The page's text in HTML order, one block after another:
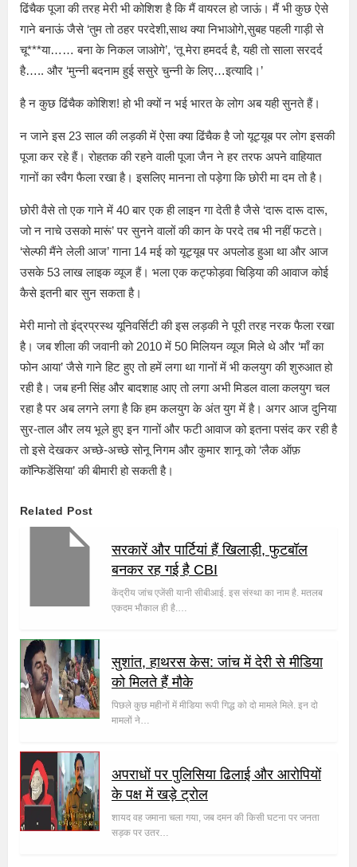
ढिंचैक पूजा की तरह मेरी भी कोशिश है कि मैं वायरल हो जाऊं। मैं भी कुछ ऐसे
गाने बनाऊं जैसे ‘तुम तो ठहर परदेशी,साथ क्या निभाओगे,सुबह पहली गाड़ी से
चू***या…… बना के निकल जाओगे’, ‘तू मेरा हमदर्द है, यही तो साला सरदर्द
है….. और ‘मुन्नी बदनाम हुई ससुरे चुन्नी के लिए…इत्यादि।’
है न कुछ ढिंचैक कोशिश! हो भी क्यों न भई भारत के लोग अब यही सुनते हैं।
न जाने इस 23 साल की लड़की में ऐसा क्या ढिंचैक है जो यूट्यूब पर लोग इसकी
पूजा कर रहे हैं। रोहतक की रहने वाली पूजा जैन ने हर तरफ अपने वाहियात
गानों का स्वैग फैला रखा है। इसलिए मानना तो पड़ेगा कि छोरी मा दम तो है।
छोरी वैसे तो एक गाने में 40 बार एक ही लाइन गा देती है जैसे ‘दारू दारू दारू,
जो न नाचे उसको मारूं’ पर सुनने वालों की कान के परदे तब भी नहीं फटते।
‘सेल्फी मैंने लेली आज’ गाना 14 मई को यूट्यूब पर अपलोड हुआ था और आज
उसके 53 लाख लाइक व्यूज हैं। भला एक कट्फोड़वा चिड़िया की आवाज कोई
कैसे इतनी बार सुन सकता है।
मेरी मानो तो इंद्रप्रस्थ यूनिवर्सिटी की इस लड़की ने पूरी तरह नरक फैला रखा
है। जब शीला की जवानी को 2010 में 50 मिलियन व्यूज मिले थे और ‘माँ का
फोन आया’ जैसे गाने हिट हुए तो हमें लगा था गानों में भी कलयुग की शुरुआत हो
रही है। जब हनी सिंह और बादशाह आए तो लगा अभी मिडल वाला कलयुग चल
रहा है पर अब लगने लगा है कि हम कलयुग के अंत युग में है। अगर आज दुनिया
सुर-ताल और लय भूले हुए इन गानों और फटी आवाज को इतना पसंद कर रही है
तो इसे देखकर अच्छे-अच्छे सोनू निगम और कुमार शानू को ‘लैक ऑफ़
कॉन्फिडेंसिया’ की बीमारी हो सकती है।
Related Post
सरकारें और पार्टियां हैं खिलाड़ी, फुटबॉल
बनकर रह गई है CBI
केंद्रीय जांच एजेंसी यानी सीबीआई. इस संस्था का नाम है. मतलब
एकदम भौकाल ही है.…
सुशांत, हाथरस केस: जांच में देरी से मीडिया
को मिलते हैं मौके
पिछले कुछ महीनों में मीडिया रूपी गिद्ध को दो मामले मिले. इन दो
मामलों ने…
अपराधों पर पुलिसिया ढिलाई और आरोपियों
के पक्ष में खड़े ट्रोल
शायद वह जमाना चला गया, जब दमन की किसी घटना पर जनता
सड़क पर उतर…